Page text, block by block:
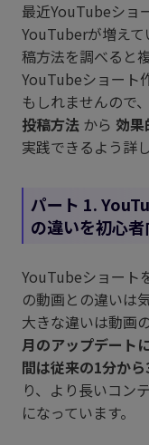
最近YouTubeショ
YouTuberが増え
稿方法を調べると
YouTubeショート
もしれませんので
投稿方法 から 効
実践できるよう詳
パート 1.
の違いを初心者
YouTubeショート
の動画との違いは
大きな違いは動画
月のアップデート
間は従来の1分か
り、より長いコン
になっています。